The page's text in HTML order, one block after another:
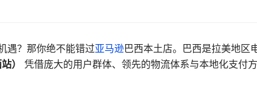
遇？那你绝不能错过亚马逊巴西本土店。巴西是拉美地区
）
凭借庞大的用户群体、领先的物流体系与本地化支付